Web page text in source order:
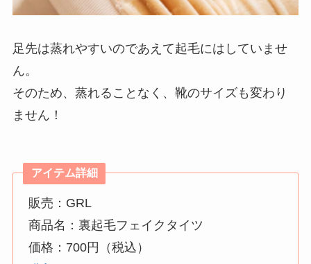
足先は蒸れやすいのであえて起毛にはしていませ
ん。
そのため、蒸れることなく、靴のサイズも変わり
ません！
アイテム詳細
販売：GRL
商品名：裏起毛フェイクタイツ
価格：700円（税込）